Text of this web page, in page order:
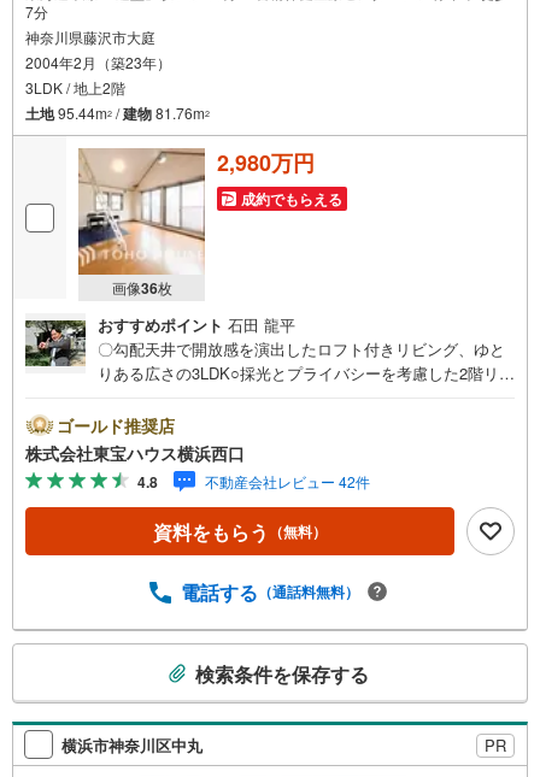
7分
神奈川県藤沢市大庭
2004年2月（築23年）
3LDK / 地上2階
土地95.44m2 /建物81.76m2
画像36枚
2,980万円
成約でもらえる
おすすめポイント 石田 龍平
〇勾配天井で開放感を演出したロフト付きリビング、ゆと
りある広さの3LDK○採光とプライバシーを考慮した2階リビ
たっぷりと収納を確保した快適なプライベート空間ですー
ーーーYahoo！ 不動産キャンペーン対象店舗ーーーー当店
で物件を成約するとPayPayボーナスライトがもらえる「Y
ahoo！ 不動産 物件ご成約キャンペーン」の対象になりま
す。「資料をもらう」「見学予約をする」ボタンからお問
い合わせください。※必ずYahoo！ JAPAN IDでログインし
ません。有効期限は付与日から60日です。ーーーーーーー
市銀行利率/年利 0.95％（変動金利）※上記金利は 2026年8
月時点 のものであり、実際の適用金利は融資実行時のもの
となります。金利情勢により表記の返済額と異なる場合が
あります。ーーーーーーーーーーーーーーーーーーーー
ゴールド推奨店
株式会社東宝ハウス横浜西口
4.8 不動産会社レビュー 42件
資料をもらう （無料）
電話する （通話料無料）
検
索
条
検索条件を保存する
横浜市神奈川区中丸 PR